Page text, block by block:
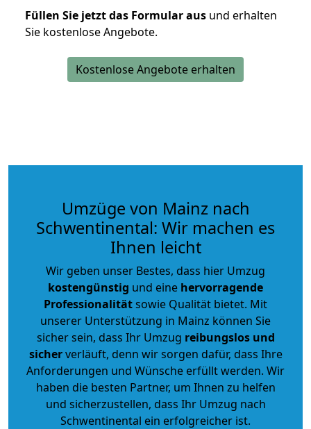
Füllen Sie jetzt das Formular aus und erhalten
Sie kostenlose Angebote.
Kostenlose Angebote erhalten
Umzüge von Mainz nach
Schwentinental: Wir machen es
Ihnen leicht
Wir geben unser Bestes, dass hier Umzug
kostengünstig und eine hervorragende
Professionalitätsowie Qualität bietet. Mit
unserer Unterstützung in Mainz können Sie
sicher sein, dass Ihr Umzug reibungslos und
sicherverläuft, denn wir sorgen dafür, dass Ihre
Anforderungen und Wünsche erfüllt werden. Wir
haben die besten Partner, um Ihnen zu helfen
und sicherzustellen, dass Ihr Umzug nach
Schwentinental ein erfolgreicher ist.